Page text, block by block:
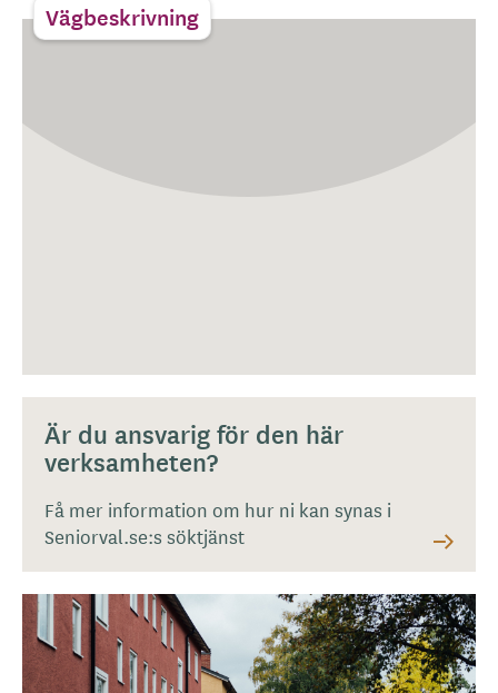
Vägbeskrivning
Är du ansvarig för den här
verksamheten?
Få mer information om hur ni kan synas i
Seniorval.se:s söktjänst